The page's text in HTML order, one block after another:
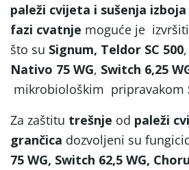
paleži cvijeta i sušenja izboja
fazi cvatnje moguće je
što su Signum, Teldor SC 500,
Nativo 75 WG, Switch 6,25
mikrobiološkim pripravakom
Za zaštitu trešnje od paleži
grančica dozvoljeni su
75 WG, Switch 62,5 WG,